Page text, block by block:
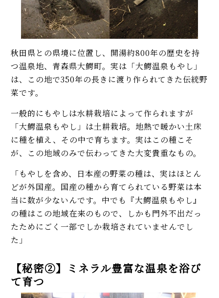
秋田県との県境に位置し、開湯約800年の歴史を持
つ温泉地、青森県大鰐町。実は「大鰐温泉もやし」
は、この地で350年の長きに渡り作られてきた伝統野
菜です。
一般的にもやしは水耕栽培によって作られますが
「大鰐温泉もやし」は土耕栽培。地熱で暖かい土床
に種を植え、その中で育ちます。実はこの種こそ
が、この地域のみで伝わってきた大変貴重なもの。
「もやしを含め、日本産の野菜の種は、実はほとん
どが外国産。国産の種から育てられている野菜は本
当に数が少ないんです。中でも『大鰐温泉もやし』
の種はこの地域在来のもので、しかも門外不出だっ
たためにごく一部でしか栽培されていませんでし
た」
【秘密②】ミネラル豊富な温泉を浴び
て育つ